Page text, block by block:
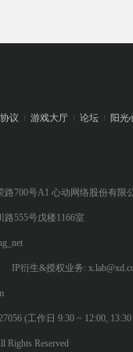
议 游戏大厅 论坛 阳光
700号A1 心动网络股份有限
555号戊楼1166室
IP衍生&授权业务:
(工作日 9:30 ~ 12:00, 13:30
Rights Reserved